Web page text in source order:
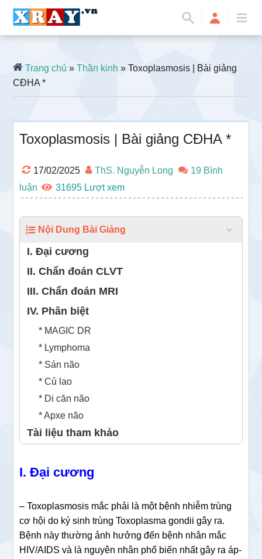
Trang chủ »Thần kinh » Toxoplasmosis | Bài giảng
CĐHA *
Toxoplasmosis | Bài giảng CĐHA *
17/02/2025 ThS. Nguyễn Long
19 Bình
luận
31695
Nội Dung Bài Giảng
I. Đại cương
II. Chẩn đoán CLVT
III. Chẩn đoán MRI
IV. Phân biệt
* MAGIC DR
* Lymphoma
* Sán não
* Củ lao
* Di căn não
* Apxe não
Tài liệu tham khảo
I. Đại cương
– Toxoplasmosis mắc phải là một bệnh nhiễm trùng
cơ hội do ký sinh trùng Toxoplasma gondii gây ra.
Bệnh này thường ảnh hưởng đến bệnh nhân mắc
HIV/AIDS và là nguyên nhân phổ biến nhất gây ra áp-